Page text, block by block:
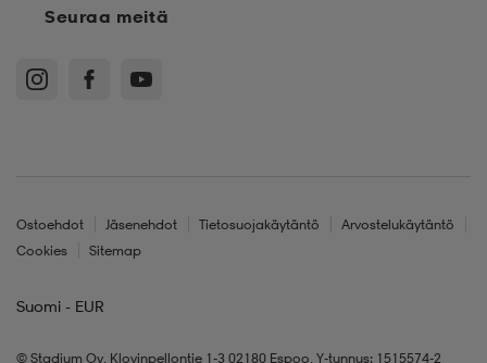
Seuraa meitä
Ostoehdot Jäsenehdot Tietosuojakäytäntö
Arvostelukäytäntö
Cookies
Sitemap
Suomi - EUR
© Stadium Oy, Klovinpellontie 1-3 02180 Espoo, Y-tunnus: 1515574-2